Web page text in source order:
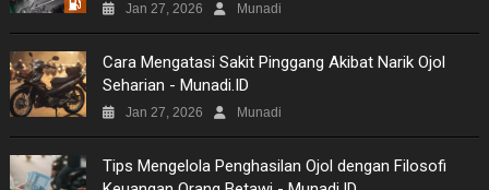
Jan 27, 2026 Munadi
Cara Mengatasi Sakit Pinggang Akibat Narik Ojol
Seharian - Munadi.ID
Jan 27, 2026 Munadi
Tips Mengelola Penghasilan Ojol dengan Filosofi